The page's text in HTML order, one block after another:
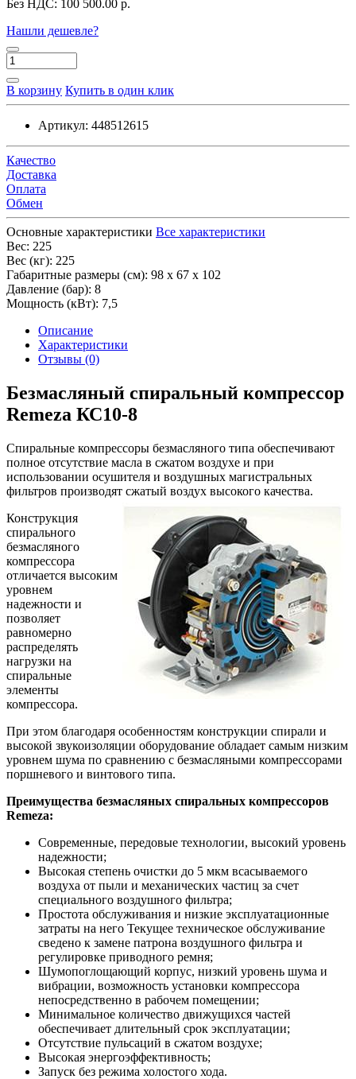
Без НДС: 100 500.00 р.
Нашли дешевле?
В корзину Купить в один клик
Артикул: 448512615
Качество
Доставка
Оплата
Обмен
Основные характеристики Все характеристики
Вес: 225
Вес (кг): 225
Габаритные размеры (см): 98 x 67 x 102
Давление (бар): 8
Мощность (кВт): 7,5
Описание
Характеристики
Отзывы (0)
Безмасляный спиральный компрессор
Remeza КС10-8
Спиральные компрессоры безмасляного типа обеспечивают
полное отсутствие масла в сжатом воздухе и при
использовании осушителя и воздушных магистральных
фильтров производят сжатый воздух высокого качества.
Конструкция
спирального
безмасляного
компрессора
отличается высоким
уровнем
надежности и
позволяет
равномерно
распределять
нагрузки на
спиральные
элементы
компрессора.
При этом благодаря особенностям конструкции спирали и
высокой звукоизоляции оборудование обладает самым низким
уровнем шума по сравнению с безмасляными компрессорами
поршневого и винтового типа.
Преимущества безмасляных спиральных компрессоров
Remeza:
Современные, передовые технологии, высокий уровень
надежности;
Высокая степень очистки до 5 мкм всасываемого
воздуха от пыли и механических частиц за счет
специального воздушного фильтра;
Простота обслуживания и низкие эксплуатационные
затраты на него Текущее техническое обслуживание
сведено к замене патрона воздушного фильтра и
регулировке приводного ремня;
Шумопоглощающий корпус, низкий уровень шума и
вибрации, возможность установки компрессора
непосредственно в рабочем помещении;
Минимальное количество движущихся частей
обеспечивает длительный срок эксплуатации;
Отсутствие пульсаций в сжатом воздухе;
Высокая энергоэффективность;
Запуск без режима холостого хода.